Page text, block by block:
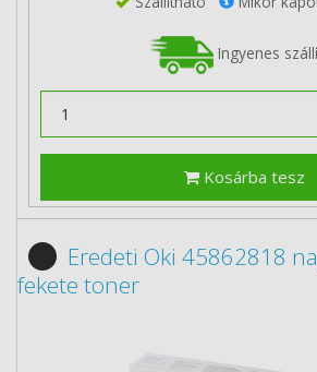
Ingyenes
Kosárba tesz
Eredeti Oki 45862818
fekete toner